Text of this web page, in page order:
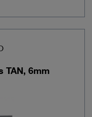
TAN, 6mm